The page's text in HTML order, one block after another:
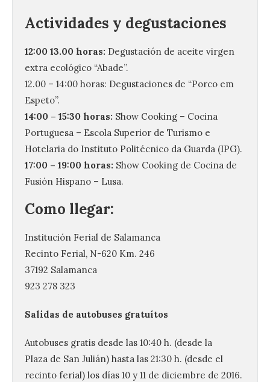
Actividades y degustaciones
12:00 13.00 horas: Degustación de aceite virgen
extra ecológico “Abade”.
12.00 – 14:00 horas: Degustaciones de “Porco em
Espeto”.
14:00 – 15:30 horas: Show Cooking – Cocina
Portuguesa – Escola Superior de Turismo e
Hotelaria do Instituto Politécnico da Guarda (IPG).
17:00 – 19:00 horas: Show Cooking de Cocina de
Fusión Hispano – Lusa.
Como llegar:
Institución Ferial de Salamanca
Recinto Ferial, N-620 Km. 246
37192 Salamanca
923 278 323
Salidas de autobuses gratuítos
Autobuses gratis desde las 10:40 h. (desde la
Plaza de San Julián) hasta las 21:30 h. (desde el
recinto ferial) los días 10 y 11 de diciembre de 2016.